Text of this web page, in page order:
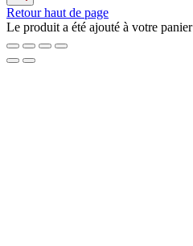
Retour haut de page
Le produit a été ajouté à votre panier